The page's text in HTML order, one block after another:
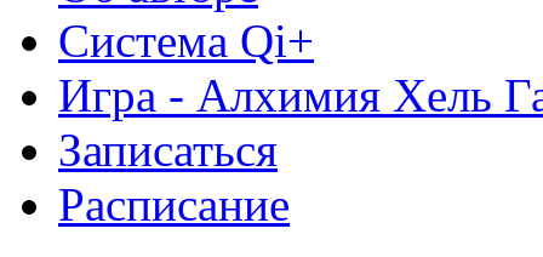
Система Qi+
Игра - Алхимия Хель
Записаться
Расписание